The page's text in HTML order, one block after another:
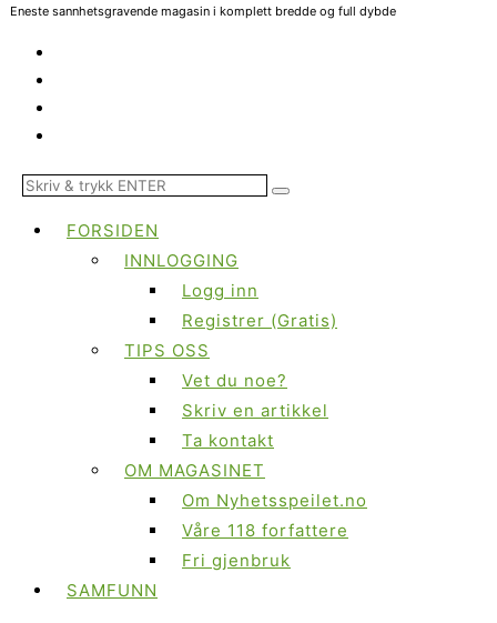
Eneste sannhetsgravende magasin i komplett bredde og full dybde
FORSIDEN
INNLOGGING
Logg inn
Registrer (Gratis)
TIPS OSS
Vet du noe?
Skriv en artikkel
Ta kontakt
OM MAGASINET
Om Nyhetsspeilet.no
Våre 118 forfattere
Fri gjenbruk
SAMFUNN